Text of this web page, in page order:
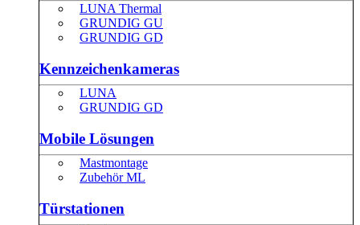
LUNA Thermal
GRUNDIG GU
GRUNDIG GD
Kennzeichenkameras
LUNA
GRUNDIG GD
Mobile Lösungen
Mastmontage
Zubehör ML
Türstationen